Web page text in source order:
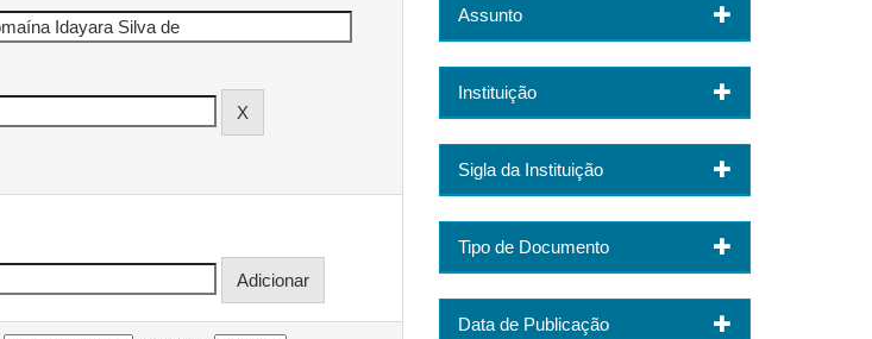
Assunto
Instituição
Sigla da Instituição
Tipo de Documento
Data de Publicação